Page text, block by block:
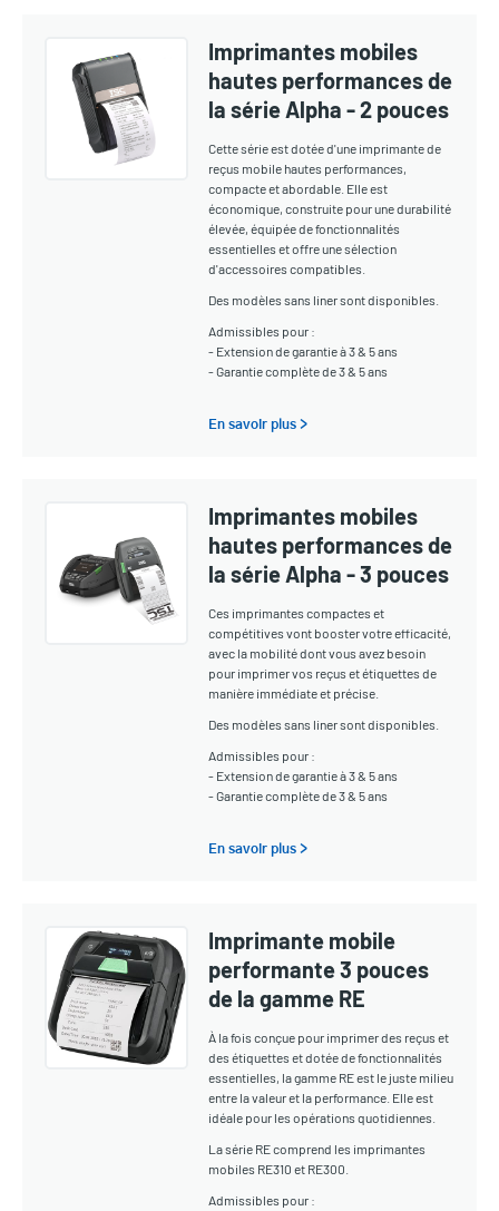
Imprimantes mobiles
hautes performances de
la série Alpha - 2 pouces
Cette série est dotée d'une imprimante de
reçus mobile hautes performances,
compacte et abordable. Elle est
économique, construite pour une durabilité
élevée, équipée de fonctionnalités
essentielles et offre une sélection
d'accessoires compatibles.
Des modèles sans liner sont disponibles.
Admissibles pour :
- Extension de garantie à 3 & 5 ans
- Garantie complète de 3 & 5 ans
En savoir plus >
Imprimantes mobiles
hautes performances de
la série Alpha - 3 pouces
Ces imprimantes compactes et
compétitives vont booster votre efficacité,
avec la mobilité dont vous avez besoin
pour imprimer vos reçus et étiquettes de
manière immédiate et précise.
Des modèles sans liner sont disponibles.
Admissibles pour :
- Extension de garantie à 3 & 5 ans
- Garantie complète de 3 & 5 ans
En savoir plus >
Imprimante mobile
performante 3 pouces
de la gamme RE
À la fois conçue pour imprimer des reçus et
des étiquettes et dotée de fonctionnalités
essentielles, la gamme RE est le juste milieu
entre la valeur et la performance. Elle est
idéale pour les opérations quotidiennes.
La série RE comprend les imprimantes
mobiles RE310 et RE300.
Admissibles pour :